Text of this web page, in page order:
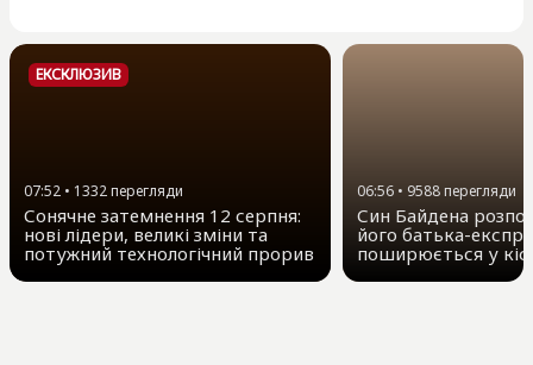
ЕКСКЛЮЗИВ
07:52 • 1332перегляди
Сонячне затемнення 12 серпня:
нові лідери, великі зміни та
потужний технологічний прорив
06:56 • 9588перегляди
Син Байдена
його батька-
поширюється у